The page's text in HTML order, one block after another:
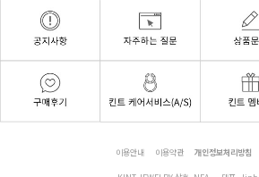
이용안내 이용약관 개인정보처리방침